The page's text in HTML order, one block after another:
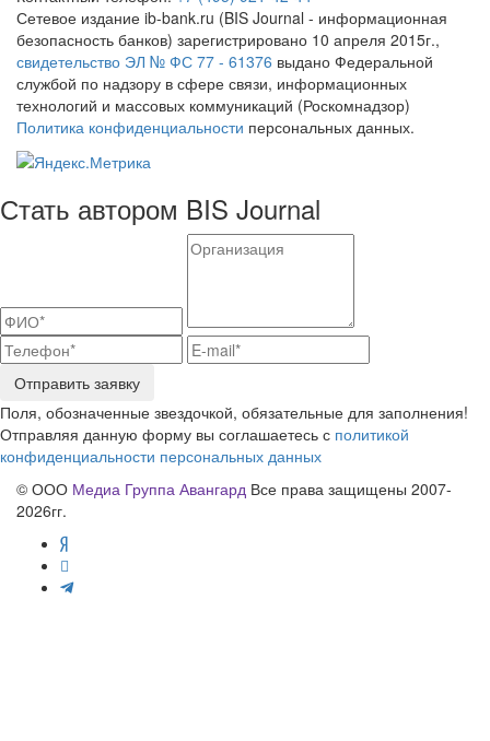
Сетевое издание ib-bank.ru (BIS Journal - информационная
безопасность банков) зарегистрировано 10 апреля 2015г.,
свидетельство ЭЛ № ФС 77 - 61376 выдано Федеральной
службой по надзору в сфере связи, информационных
технологий и массовых коммуникаций (Роскомнадзор)
Политика конфиденциальности персональных данных.
Стать автором BIS Journal
Отправить заявку
Поля, обозначенные звездочкой, обязательные для заполнения!
Отправляя данную форму вы соглашаетесь с политикой
конфиденциальности персональных данных
© ООО Медиа Группа Авангард Все права защищены 2007-
2026гг.